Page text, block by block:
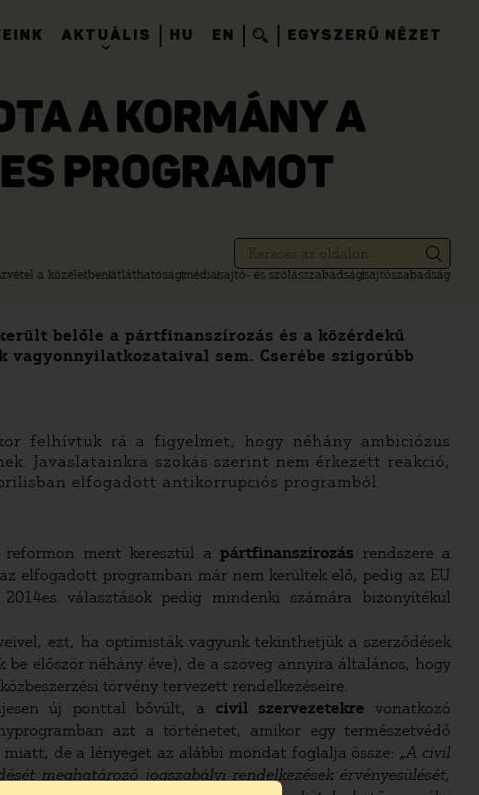
AKTUÁLIS HU EN EGYSZERŰ NÉZET
A KORMÁNY A
PROGRAMOT
a közéletbenátláthatóságmédiasajtó- és szólásszabadságsajtószabadság
belőle a pártfinanszírozás és a közérdekű
sem. Cserébe szigorúbb
felhívtuk rá a figyelmet, hogy néhány ambiciózus
Javaslatainkra szokás szerint nem érkezett reakció,
elfogadott antikorrupciós programból.
reformon ment keresztül a pártfinanszírozás rendszere a
elfogadott programban már nem kerültek elő, pedig az EU
választások pedig mindenki számára bizonyítékul
ezt, ha optimisták vagyunk tekinthetjük a szerződések
először néhány éve), de a szöveg annyira általános, hogy
törvény tervezett rendelkezéseire.
új ponttal bővült, a civil szervezetekre vonatkozó
azt a történetet, amikor egy természetvédő
de a lényeget az alábbi mondat foglalja össze: „A civil
meghatározó jogszabályi rendelkezések érvényesülését,